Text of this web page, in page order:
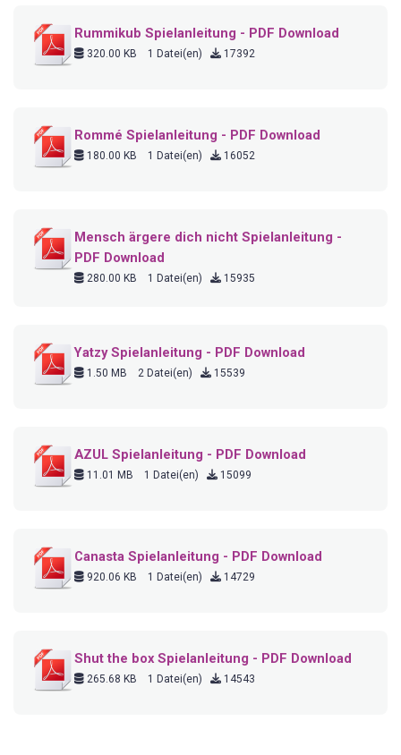
Rummikub Spielanleitung - PDF Download
320.00 KB 1 Datei(en) 17392
Rommé Spielanleitung - PDF Download
180.00 KB 1 Datei(en) 16052
Mensch ärgere dich nicht Spielanleitung -
PDF Download
280.00 KB 1 Datei(en) 15935
Yatzy Spielanleitung - PDF Download
1.50 MB 2 Datei(en) 15539
AZUL Spielanleitung - PDF Download
11.01 MB 1 Datei(en) 15099
Canasta Spielanleitung - PDF Download
920.06 KB 1 Datei(en) 14729
Shut the box Spielanleitung - PDF Download
265.68 KB 1 Datei(en) 14543